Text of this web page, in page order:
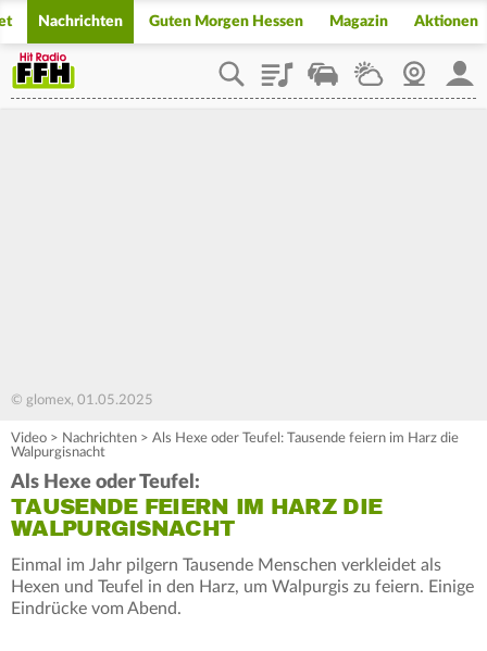
Nachrichten Guten Morgen Hessen Magazin Aktionen
PlaylistStaupilotWetterWebcam
© glomex, 01.05.2025
Video > Nachrichten > Als Hexe oder Teufel: Tausende feiern im Harz die
Walpurgisnacht
Als Hexe oder Teufel:
TAUSENDE FEIERN IM HARZ DIE
WALPURGISNACHT
Einmal im Jahr pilgern Tausende Menschen verkleidet als
Hexen und Teufel in den Harz, um Walpurgis zu feiern. Einige
Eindrücke vom Abend.